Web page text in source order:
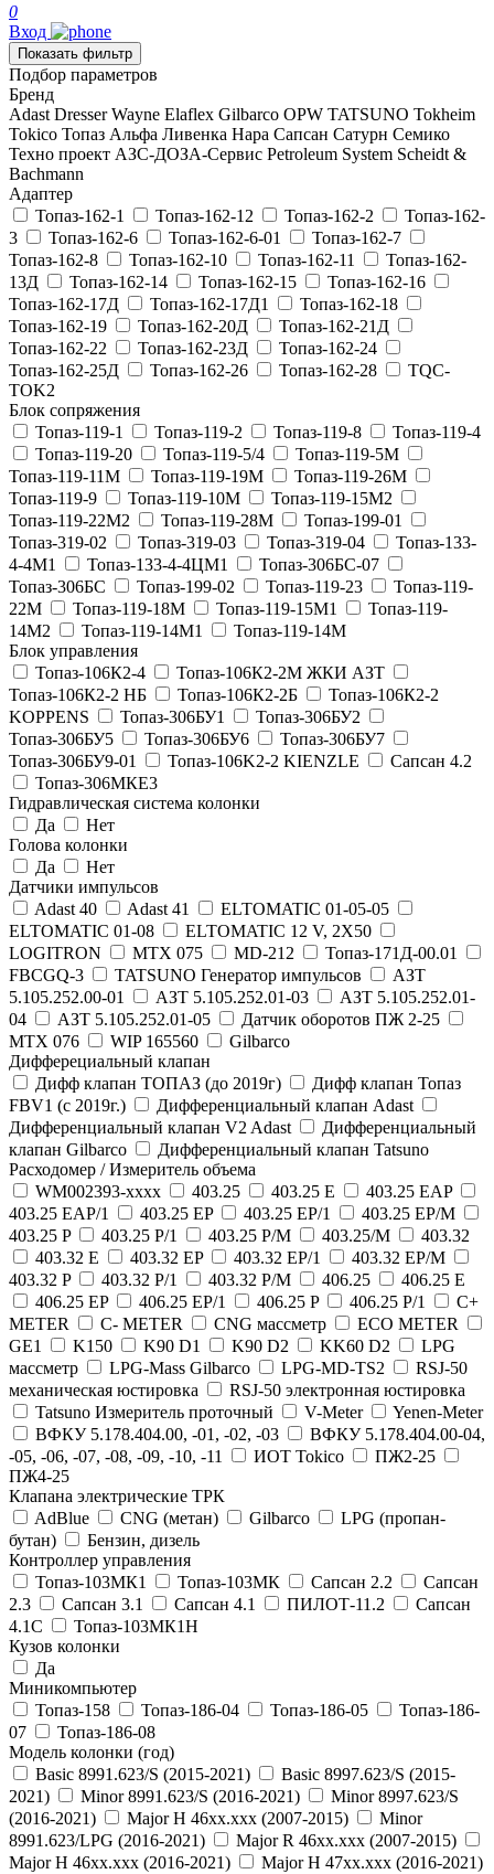
0
Вход
Показать фильтр
Подбор параметров
Бренд
Adast Dresser Wayne Elaflex Gilbarco OPW TATSUNO Tokheim
Tokico Топаз Альфа Ливенка Нара Сапсан Сатурн Семико
Техно проект АЗС-ДОЗА-Сервис Petroleum System Scheidt &
Bachmann
Адаптер
Топаз-162-1
Топаз-162-12 Топаз-162-2
Топаз-162-
3
Топаз-162-6 Топаз-162-6-01
Топаз-162-7
Топаз-162-8
Топаз-162-10 Топаз-162-11
Топаз-162-
13Д
Топаз-162-14 Топаз-162-15
Топаз-162-16
Топаз-162-17Д
Топаз-162-17Д1
Топаз-162-18
Топаз-162-19
Топаз-162-20Д
Топаз-162-21Д
Топаз-162-22
Топаз-162-23Д
Топаз-162-24
Топаз-162-25Д
Топаз-162-26 Топаз-162-28
TQC-
TOK2
Блок сопряжения
Топаз-119-1
Топаз-119-2 Топаз-119-8
Топаз-119-4
Топаз-119-20
Топаз-119-5/4
Топаз-119-5М
Топаз-119-11М
Топаз-119-19М
Топаз-119-26М
Топаз-119-9
Топаз-119-10М
Топаз-119-15М2
Топаз-119-22М2
Топаз-119-28М
Топаз-199-01
Топаз-319-02
Топаз-319-03 Топаз-319-04
Топаз-133-
4-4М1
Топаз-133-4-4ЦМ1
Топаз-306БС-07
Топаз-306БС
Топаз-199-02 Топаз-119-23
Топаз-119-
22М
Топаз-119-18М Топаз-119-15М1
Топаз-119-
14М2
Топаз-119-14М1
Топаз-119-14М
Блок управления
Топаз-106К2-4
Топаз-106К2-2М ЖКИ АЗТ
Топаз-106К2-2 НБ
Топаз-106К2-2Б
Топаз-106К2-2
KOPPENS
Топаз-306БУ1
Топаз-306БУ2
Топаз-306БУ5
Топаз-306БУ6
Топаз-306БУ7
Топаз-306БУ9-01
Топаз-106K2-2 KIENZLE
Сапсан 4.2
Топаз-306МКЕ3
Гидравлическая система колонки
Да
Нет
Голова колонки
Да
Нет
Датчики импульсов
Adast 40
Adast 41
ELTOMATIC 01-05-05
ELTOMATIC 01-08
ELTOMATIC 12 V, 2X50
LOGITRON
MTX 075 MD-212
Топаз-171Д-00.01
FBCGQ-3
TATSUNO Генератор импульсов
АЗТ
5.105.252.00-01
АЗТ 5.105.252.01-03
АЗТ 5.105.252.01-
04
АЗТ 5.105.252.01-05
Датчик оборотов ПЖ 2-25
MTX 076
WIP 165560
Gilbarco
Дифферециальный клапан
Дифф клапан ТОПАЗ (до 2019г)
Дифф клапан Топаз
FBV1 (с 2019г.)
Дифференциальный клапан Adast
Дифференциальный клапан V2 Adast
Дифференциальный
клапан Gilbarco
Дифференциальный клапан Tatsuno
Расходомер / Измеритель объема
WM002393-хххх
403.25 403.25 E
403.25 EAP
403.25 EAP/1
403.25 EP 403.25 EP/1
403.25 EP/M
403.25 P
403.25 P/1 403.25 P/M 403.25/M
403.32
403.32 E
403.32 EP 403.32 EP/1
403.32 EP/M
403.32 P
403.32 P/1 403.32 P/M 406.25
406.25 E
406.25 EP
406.25 EP/1 406.25 P 406.25 P/1
C+
METER
C- METER CNG масcметр
ECO METER
GE1
K150 K90 D1 K90 D2 KK60 D2
LPG
масcметр
LPG-Mass Gilbarco LPG-MD-TS2
RSJ-50
механическая юстировка
RSJ-50 электронная юстировка
Tatsuno Измеритель проточный
V-Meter
Yenen-Meter
ВФКУ 5.178.404.00, -01, -02, -03
ВФКУ 5.178.404.00-04,
-05, -06, -07, -08, -09, -10, -11
ИОТ Tokico
ПЖ2-25
ПЖ4-25
Клапана электрические ТРК
AdBlue
CNG (метан) Gilbarco
LPG (пропан-
бутан)
Бензин, дизель
Контроллер управления
Топаз-103МК1
Топаз-103МК Сапсан 2.2
Сапсан
2.3
Сапсан 3.1 Сапсан 4.1 ПИЛОТ-11.2
Сапсан
4.1C
Топаз-103МК1Н
Кузов колонки
Да
Миникомпьютер
Топаз-158
Топаз-186-04 Топаз-186-05
Топаз-186-
07
Топаз-186-08
Модель колонки (год)
Basic 8991.623/S (2015-2021)
Basic 8997.623/S (2015-
2021)
Minor 8991.623/S (2016-2021)
Minor 8997.623/S
(2016-2021)
Major H 46xx.xxx (2007-2015)
Minor
8991.623/LPG (2016-2021)
Major R 46xx.xxx (2007-2015)
Major H 46xx.xxx (2016-2021)
Major H 47xx.xxx (2016-2021)